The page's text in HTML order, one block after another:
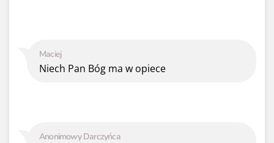
Anonimowy Darczyńca
Maciej
Niech Pan Bóg ma w opiece